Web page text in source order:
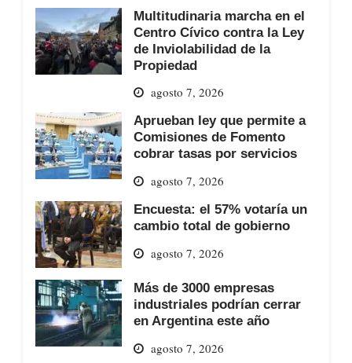
Multitudinaria marcha en el
Centro Cívico contra la Ley
de Inviolabilidad de la
Propiedad
agosto 7, 2026
Aprueban ley que permite a
Comisiones de Fomento
cobrar tasas por servicios
agosto 7, 2026
Encuesta: el 57% votaría un
cambio total de gobierno
agosto 7, 2026
Más de 3000 empresas
industriales podrían cerrar
en Argentina este año
agosto 7, 2026